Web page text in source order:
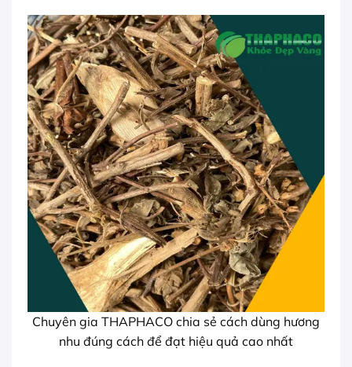
Chuyên gia THAPHACO chia sẻ cách dùng hương
nhu đúng cách để đạt hiệu quả cao nhất